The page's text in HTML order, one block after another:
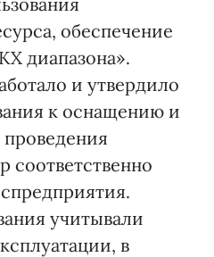
обеспечение
диапазона».
и утвердило
к оснащению и
соответственно
учитывали
в